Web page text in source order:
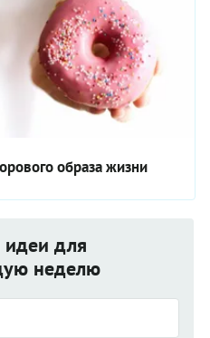
образа жизни
для
неделю